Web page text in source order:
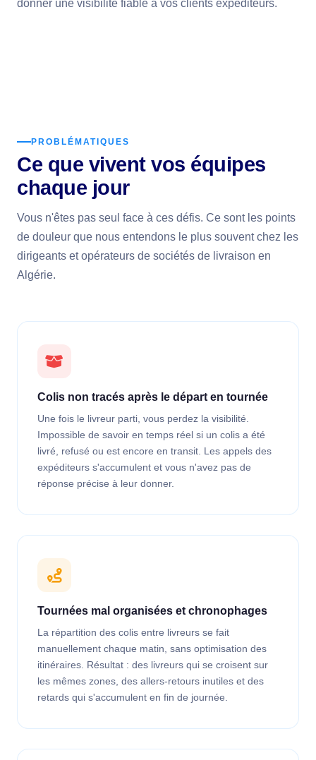
donner une visibilité fiable à vos clients expéditeurs.
PROBLÉMATIQUES
Ce que vivent vos équipes
chaque jour
Vous n'êtes pas seul face à ces défis. Ce sont les points
de douleur que nous entendons le plus souvent chez les
dirigeants et opérateurs de sociétés de livraison en
Algérie.
Colis non tracés après le départ en tournée
Une fois le livreur parti, vous perdez la visibilité.
Impossible de savoir en temps réel si un colis a été
livré, refusé ou est encore en transit. Les appels des
expéditeurs s'accumulent et vous n'avez pas de
réponse précise à leur donner.
Tournées mal organisées et chronophages
La répartition des colis entre livreurs se fait
manuellement chaque matin, sans optimisation des
itinéraires. Résultat : des livreurs qui se croisent sur
les mêmes zones, des allers-retours inutiles et des
retards qui s'accumulent en fin de journée.